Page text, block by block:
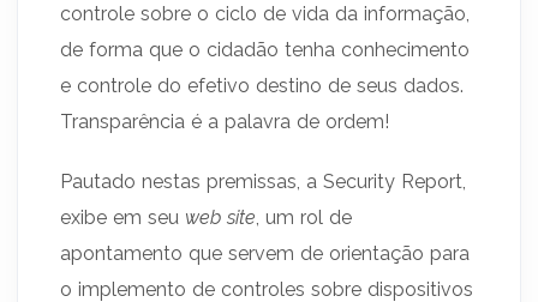
controle sobre o ciclo de vida da informação,
de forma que o cidadão tenha conhecimento
e controle do efetivo destino de seus dados.
Transparência é a palavra de ordem!
Pautado nestas premissas, a Security Report,
exibe em seu web site, um rol de
apontamento que servem de orientação para
o implemento de controles sobre dispositivos